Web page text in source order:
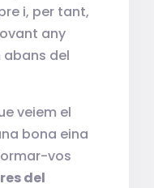
i, per tant,
any
abans del
veiem el
bona eina
vos
del